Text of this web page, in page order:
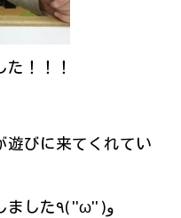
！！！
遊びに来てくれてい
本日も鬼退治ボーリングをしました٩( ''ω'' )و